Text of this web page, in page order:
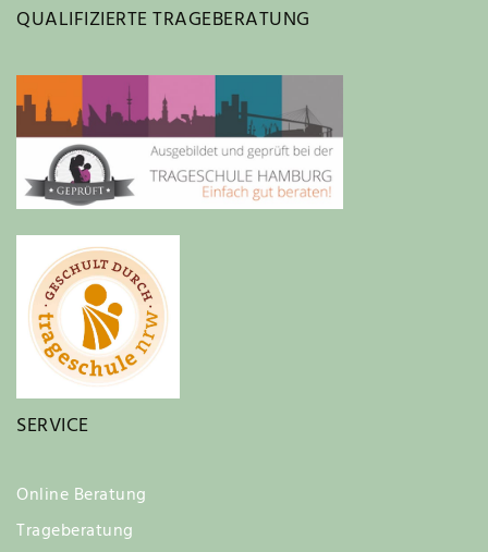
QUALIFIZIERTE TRAGEBERATUNG
SERVICE
Online Beratung
Trageberatung